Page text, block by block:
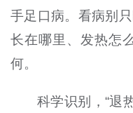
手足口病。看病别
长在哪里、发热怎
何。
科学识别，“退